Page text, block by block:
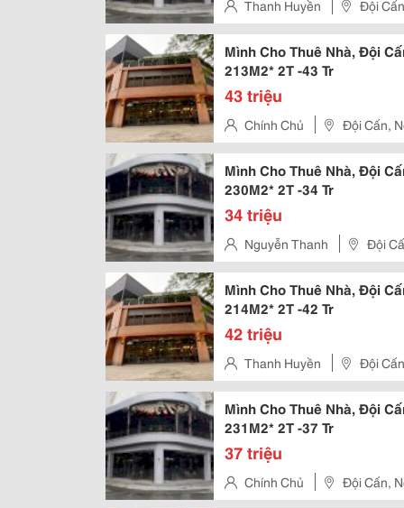
Thanh Huyền Đội
Mình Cho Thuê Nhà, Đội
213M2* 2T -43 Tr
43 triệu
Chính Chủ Đội Cấn,
Mình Cho Thuê Nhà, Đội
230M2* 2T -34 Tr
34 triệu
Nguyễn Thanh Đội
Mình Cho Thuê Nhà, Đội
214M2* 2T -42 Tr
42 triệu
Thanh Huyền Đội
Mình Cho Thuê Nhà, Đội
231M2* 2T -37 Tr
37 triệu
Chính Chủ Đội Cấn,